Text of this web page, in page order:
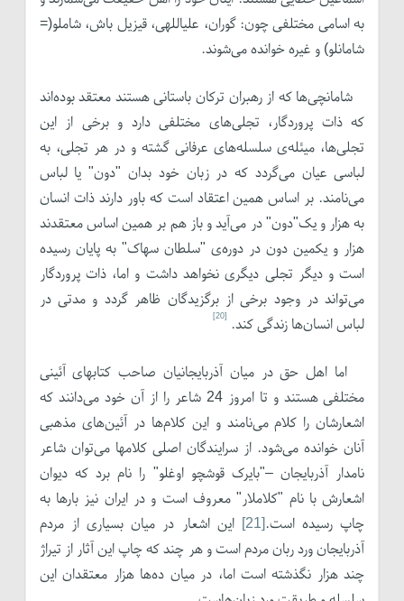
به اسامی مختلفی چون: گوران، علی­اللهی، قیزیل باش، شاملو(=
شامانلو) و غیره خوانده می‌شوند.
شامانچی‌ها که از رهبران ترکان باستانی هستند معتقد بوده‌اند
که ذات پروردگار، تجلی‌های مختلفی دارد و برخی از این
تجلی‌ها، میئله‌ی سلسله‌های عرفانی گشته و در هر تجلی، به
لباسی عیان می‌گردد که در زبان خود بدان "دون" یا لباس
می‌نامند. بر اساس همین اعتقاد است که باور دارند ذات انسان
به هزار و یک"دون" در می‌آید و باز هم بر همین اساس معتقدند
هزار و یکمین دون در دوره‌ی "سلطان سهاک" به پایان رسیده
است و دیگر تجلی دیگری نخواهد داشت و اما، ذات پروردگار
می‌تواند در وجود برخی از برگزیدگان ظاهر گردد و مدتی در
لباس انسان‌ها زندگی کند. [20]
اما اهل حق در میان آذربایجانیان صاحب کتاب­های آئینی
مختلفی هستند و تا امروز 24 شاعر را از آن خود می‌دانند که
اشعارشان را کلام می‌نامند و این کلام‌ها در آئین‌های مذهبی
آنان خوانده می‌شود. از سرایندگان اصلی کلام­ها می‌توان شاعر
نامدار آذربایجان –"بایرک قوشچو اوغلو" را نام برد که دیوان
اشعارش با نام "کلاملار" معروف است و در ایران نیز بارها به
چاپ رسیده است.[21]
این اشعار در میان بسیاری از مردم
آذربایجان ورد ربان مردم است و هر چند که چاپ این آثار از تیراژ
چند هزار نگذشته است اما، در میان ده‌ها هزار معتقدان این